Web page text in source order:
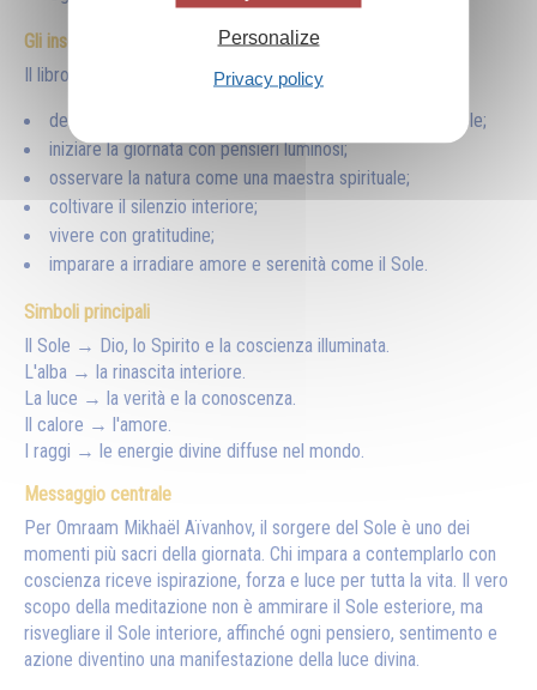
Gli insegnamenti pratici
Il libro invita il lettore a:
dedicare alcuni minuti alla meditazione al sorgere del Sole;
iniziare la giornata con pensieri luminosi;
osservare la natura come una maestra spirituale;
coltivare il silenzio interiore;
vivere con gratitudine;
imparare a irradiare amore e serenità come il Sole.
Simboli principali
Il Sole → Dio, lo Spirito e la coscienza illuminata.
L'alba → la rinascita interiore.
La luce → la verità e la conoscenza.
Il calore → l'amore.
I raggi → le energie divine diffuse nel mondo.
Messaggio centrale
Per Omraam Mikhaël Aïvanhov, il sorgere del Sole è uno dei
momenti più sacri della giornata. Chi impara a contemplarlo con
coscienza riceve ispirazione, forza e luce per tutta la vita. Il vero
scopo della meditazione non è ammirare il Sole esteriore, ma
risvegliare il Sole interiore, affinché ogni pensiero, sentimento e
azione diventino una manifestazione della luce divina.
Personalize
Privacy policy